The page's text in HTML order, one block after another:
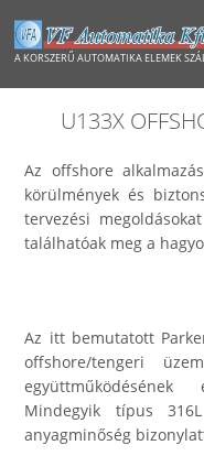
A KORSZERŰ AUTOMATIKA ELEMEK
U133X
Az offshore
körülmények és
tervezési
találhatóak meg a
Az itt bemutatott
offshore/tengeri
Mindegyik típus
anyagminőség